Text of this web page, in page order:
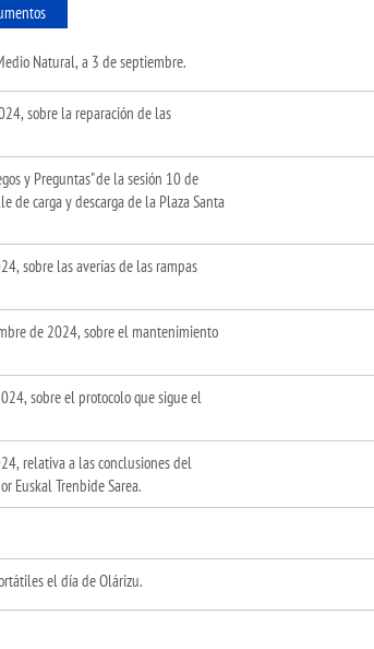
Natural, a 3 de septiembre.
sobre la reparación de las
y Preguntas" de la sesión 10 de
carga y descarga de la Plaza Santa
sobre las averías de las rampas
de 2024, sobre el mantenimiento
sobre el protocolo que sigue el
relativa a las conclusiones del
Euskal Trenbide Sarea.
el día de Olárizu.